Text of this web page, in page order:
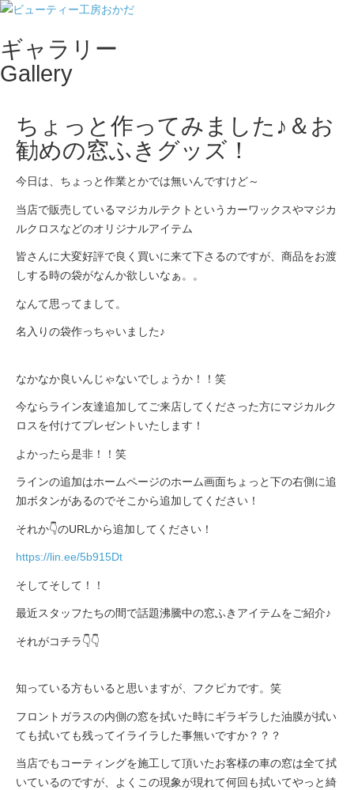
ギャラリー
Gallery
ちょっと作ってみました♪＆お
勧めの窓ふきグッズ！
今日は、ちょっと作業とかでは無いんですけど～
当店で販売しているマジカルテクトというカーワックスやマジカ
ルクロスなどのオリジナルアイテム
皆さんに大変好評で良く買いに来て下さるのですが、商品をお渡
しする時の袋がなんか欲しいなぁ。。
なんて思ってまして。
名入りの袋作っちゃいました♪
なかなか良いんじゃないでしょうか！！笑
今ならライン友達追加してご来店してくださった方にマジカルク
ロスを付けてプレゼントいたします！
よかったら是非！！笑
ラインの追加はホームページのホーム画面ちょっと下の右側に追
加ボタンがあるのでそこから追加してください！
それか👇のURLから追加してください！
https://lin.ee/5b915Dt
そしてそして！！
最近スタッフたちの間で話題沸騰中の窓ふきアイテムをご紹介♪
それがコチラ👇👇
知っている方もいると思いますが、フクピカです。笑
フロントガラスの内側の窓を拭いた時にギラギラした油膜が拭い
ても拭いても残ってイライラした事無いですか？？？
当店でもコーティングを施工して頂いたお客様の車の窓は全て拭
いているのですが、よくこの現象が現れて何回も拭いてやっと綺